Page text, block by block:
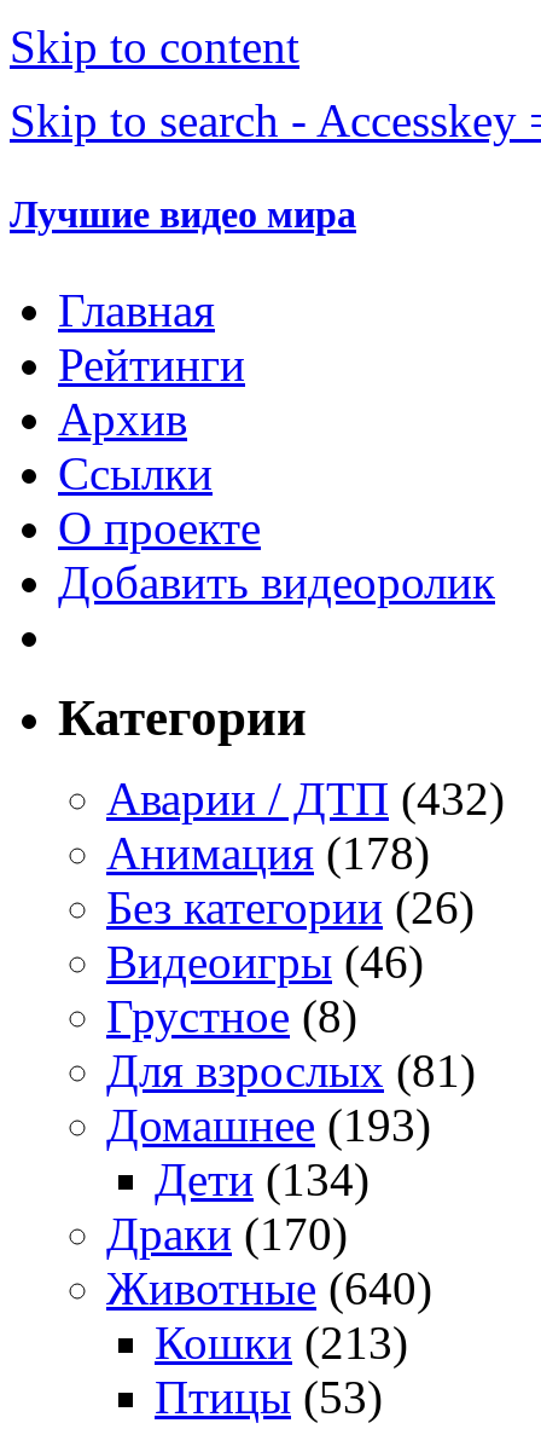
Skip to content
Skip to search - Accesskey
Лучшие видео мира
Главная
Рейтинги
Архив
Ссылки
О проекте
Добавить видеоролик
Категории
Аварии / ДТП (432)
Анимация (178)
Без категории (26)
Видеоигры (46)
Грустное (8)
Для взрослых (81)
Домашнее (193)
Дети (134)
Драки (170)
Животные (640)
Кошки (213)
Птицы (53)